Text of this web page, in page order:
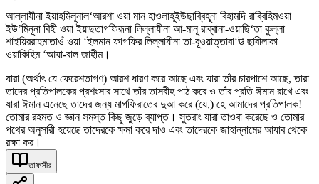
আল্লাযীনা ইয়াহমিলূনাল‘আরশা ওয়া মান হাওলাহূইউছাব্বিহূনা বিহামদি রাব্বিহিমওয়া
ইউ’মিনূনা বিহী ওয়া ইয়াছতাগফিরূনা লিল্লাযীনা আ-মানূ রাব্বানা-ওয়াছি‘তা কুল্লা
শাইয়িররাহমাতাওঁ ওয়া ‘ইলমান ফাগফির লিল্লাযীনা তা-বূওয়াত্তাবা‘ঊ ছাবীলাকা
ওয়াকিহিম ‘আযা-বাল জাহীম।
যারা (অর্থাৎ যে ফেরেশতাগণ) আরশ ধারণ করে আছে এবং যারা তাঁর চারপাশে আছে, তারা
তাদের প্রতিপালকের প্রশংসার সাথে তাঁর তাসবীহ পাঠ করে ও তাঁর প্রতি ঈমান রাখে এবং
যারা ঈমান এনেছে তাদের জন্য মাগফিরাতের দুআ করে (যে,) হে আমাদের প্রতিপালক!
তোমার রহমত ও জ্ঞান সমস্ত কিছু জুড়ে ব্যাপ্ত। সুতরাং যারা তাওবা করেছে ও তোমার
পথের অনুসারী হয়েছে তাদেরকে ক্ষমা করে দাও এবং তাদেরকে জাহান্নামের আযাব থেকে
রক্ষা কর।
তাফসীর